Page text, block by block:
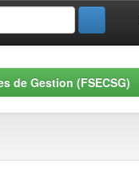
de Gestion (FSECSG)